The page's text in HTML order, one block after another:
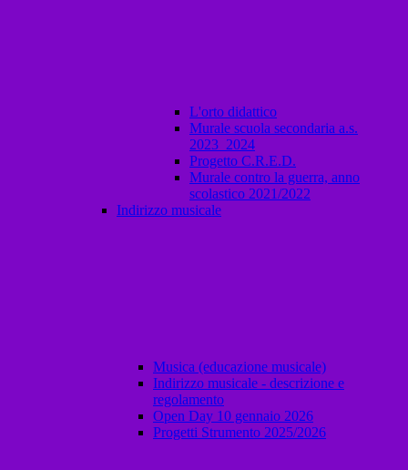
L'orto didattico
Murale scuola secondaria a.s.
2023_2024
Progetto C.R.E.D.
Murale contro la guerra, anno
scolastico 2021/2022
Indirizzo musicale
Musica (educazione musicale)
Indirizzo musicale - descrizione e
regolamento
Open Day 10 gennaio 2026
Progetti Strumento 2025/2026